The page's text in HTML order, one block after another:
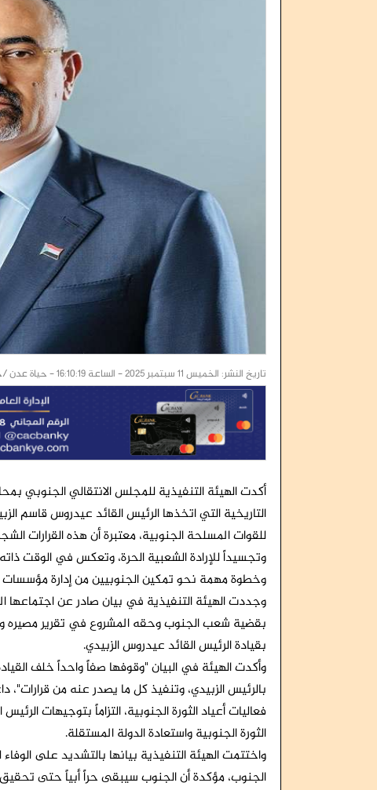
فضيحة مدوية تهز قرارات العليمي.. ترقية
النضال الشعبي
اعتقال معين المقرحي يدخل
تاريخ النشر: الخميس 11 سبتمبر 2025 - الساعة 16:10:19 - حياة عدن /خاص:
أكدت الهيئة التنفيذية للمجلس الانتقالي الجنوبي
التاريخية التي اتخذها الرئيس القائد عيدروس قاسم
للقوات المسلحة الجنوبية، معتبرة أن هذه القرارات
وتجسيداً للإرادة الشعبية الحرة، وتعكس في الوقت
وخطوة مهمة نحو تمكين الجنوبيين من إدارة مؤسسات
بقضية شعب الجنوب وحقه المشروع في تقرير مصيره
بقيادة الرئيس القائد عيدروس الزبيدي.
وأكدت الهيئة في البيان "وقوفها صفاً واحداً خلف
بالرئيس الزبيدي، وتنفيذ كل ما يصدر عنه من
فعاليات أعياد الثورة الجنوبية، التزاماً بتوجيهات
الثورة الجنوبية واستعادة الدولة المستقلة.
واختتمت الهيئة التنفيذية بيانها بالتشديد على
الجنوب، مؤكدة أن الجنوب سيبقى حراً أبياً حتى تحقيق